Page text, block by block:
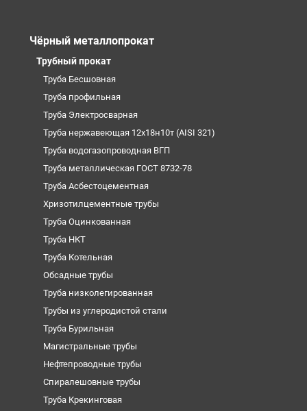
Чёрный металлопрокат
Трубный прокат
Труба Бесшовная
Труба профильная
Труба Электросварная
Труба нержавеющая 12х18н10т (AISI 321)
Труба водогазопроводная ВГП
Труба металлическая ГОСТ 8732-78
Труба Асбестоцементная
Хризотилцементные трубы
Труба Оцинкованная
Труба НКТ
Труба Котельная
Обсадные трубы
Труба низколегированная
Трубы из углеродистой стали
Труба Бурильная
Магистральные трубы
Нефтепроводные трубы
Спиралешовные трубы
Труба Крекинговая